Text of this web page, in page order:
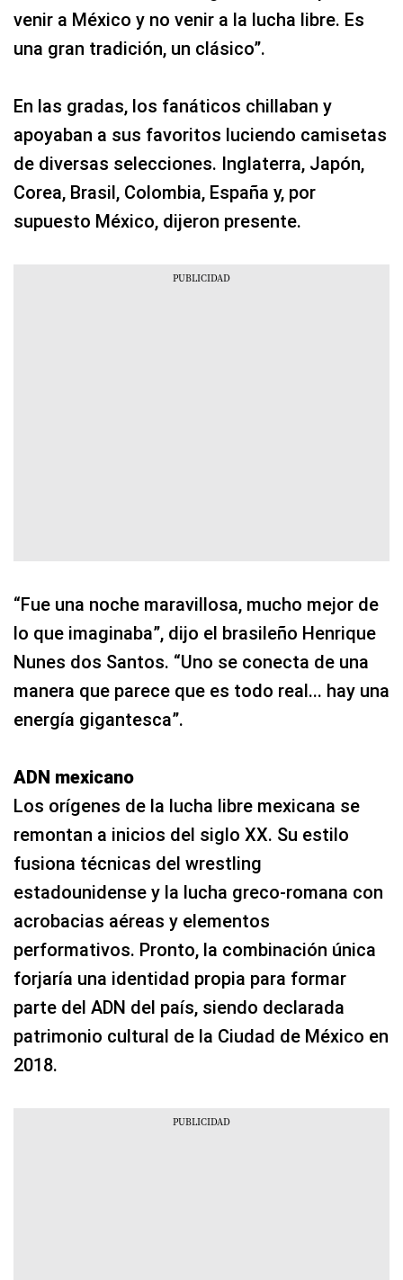
venir a México y no venir a la lucha libre. Es
una gran tradición, un clásico”.
En las gradas, los fanáticos chillaban y
apoyaban a sus favoritos luciendo camisetas
de diversas selecciones. Inglaterra, Japón,
Corea, Brasil, Colombia, España y, por
supuesto México, dijeron presente.
“Fue una noche maravillosa, mucho mejor de
lo que imaginaba”, dijo el brasileño Henrique
Nunes dos Santos. “Uno se conecta de una
manera que parece que es todo real... hay una
energía gigantesca”.
ADN mexicano
Los orígenes de la lucha libre mexicana se
remontan a inicios del siglo XX. Su estilo
fusiona técnicas del wrestling
estadounidense y la lucha greco-romana con
acrobacias aéreas y elementos
performativos. Pronto, la combinación única
forjaría una identidad propia para formar
parte del ADN del país, siendo declarada
patrimonio cultural de la Ciudad de México en
2018.